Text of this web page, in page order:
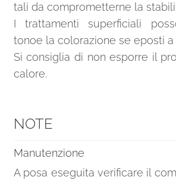
tali da comprometterne la
I trattamenti superficiali
tonoe la colorazione se eposti
Si consiglia di non esporre il
calore.
NOTE
Manutenzione
A posa eseguita verificare il